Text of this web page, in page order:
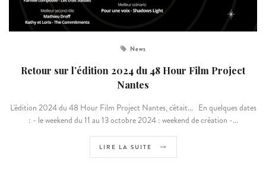
News
Retour sur l’édition 2024 du 48 Hour Film Project
Nantes
L'édition 2024 du 48 Hour Film Project Nantes, c'était... En quelques dates
: - le weekend du 11 au 13 octobre 2024 : weekend de création -...
LIRE LA SUITE